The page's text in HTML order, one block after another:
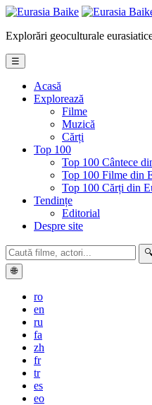
Explorări geoculturale
☰
Acasă
Explorează
Filme
Muzică
Cărți
Top 100
Top 100 Cântece
Top 100 Filme din
Top 100 Cărți din
Tendințe
Editorial
Despre site
🌐
ro
en
ru
fa
zh
fr
tr
es
eo